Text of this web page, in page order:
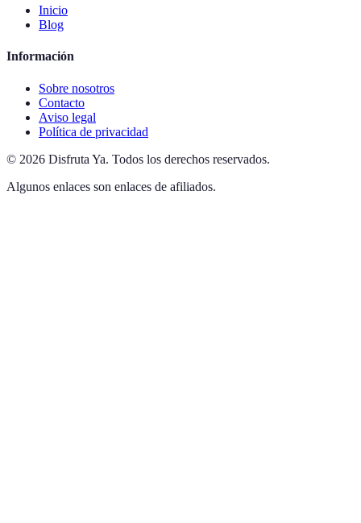
Inicio
Blog
Información
Sobre nosotros
Contacto
Aviso legal
Política de privacidad
© 2026 Disfruta Ya. Todos los derechos reservados.
Algunos enlaces son enlaces de afiliados.